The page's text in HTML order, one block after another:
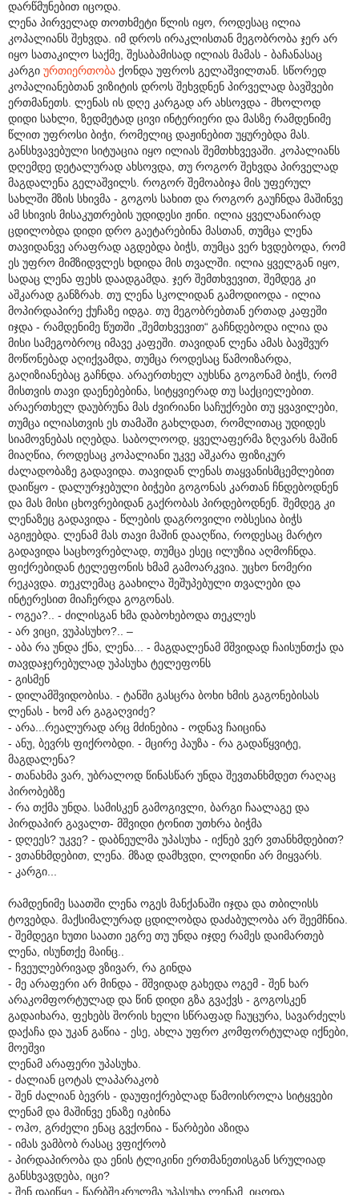
დარწმუნებით იცოდა.
ლენა პირველად თოთხმეტი წლის იყო, როდესაც ილია
კოპალიანს შეხვდა. იმ დროს ირაკლისთან მეგობრობა ჯერ არ
იყო სათაკილო საქმე, შესაბამისად ილიას მამას - ბაჩანასაც
კარგი ურთიერთობა ქონდა უფროს გელაშვილთან. სწორედ
კოპალიანებთან ვიზიტის დროს შეხვდნენ პირველად ბავშვები
ერთმანეთს. ლენას ის დღე კარგად არ ახსოვდა - მხოლოდ
დიდი სახლი, ზედმეტად ცივი ინტერიერი და მასზე რამდენიმე
წლით უფროსი ბიჭი, რომელიც დაჟინებით უყურებდა მას.
განსხვავებული სიტუაცია იყო ილიას შემთხხვევაში. კოპალიანს
დღემდე დეტალურად ახსოვდა, თუ როგორ შეხვდა პირველად
მაგდალენა გელაშვილს. როგორ შემოაბიჯა მის უფერულ
სახლში მზის სხივმა - გოგოს სახით და როგორ გაუჩნდა მაშინვე
ამ სხივის მისაკუთრების უდიდესი ჟინი. ილია ყველანაირად
ცდილობდა დიდი დრო გაეტარებინა მასთან, თუმცა ლენა
თავიდანვე არაფრად აგდებდა ბიჭს, თუმცა ვერ ხვდებოდა, რომ
ეს უფრო მიმზიდვლეს ხდიდა მის თვალში. ილია ყველგან იყო,
სადაც ლენა ფეხს დაადგამდა. ჯერ შემთხვევით, შემდეგ კი
აშკარად განზრახ. თუ ლენა სკოლიდან გამოდიოდა - ილია
მოპირდაპირე ქუჩაზე იდგა. თუ მეგობრებთან ერთად კაფეში
იჯდა - რამდენიმე წუთში „შემთხვევით“ გაჩნდებოდა ილია და
მისი სამეგობროც იმავე კაფეში. თავიდან ლენა ამას ბავშვურ
მოწონებად აღიქვამდა, თუმცა როდესაც წამოიზარდა,
გაღიზიანებაც გაჩნდა. არაერთხელ აუხსნა გოგონამ ბიჭს, რომ
მისთვის თავი დაენებებინა, სიტყვიერად თუ საქციელებით.
არაერთხელ დაუბრუნა მას ძვირიანი საჩუქრები თუ ყვავილები,
თუმცა ილიასთვის ეს თამაში გახლდათ, რომლითაც უდიდეს
სიამოვნებას იღებდა. საბოლოოდ, ყველაფერმა ზღვარს მაშინ
მიაღწია, როდესაც კოპალიანი უკვე აშკარა ფიზიკურ
ძალადობაზე გადავიდა. თავიდან ლენას თაყვანისმცემლებით
დაიწყო - დალურჯებული ბიჭები გოგონას კართან ჩნდებოდნენ
და მას მისი ცხოვრებიდან გაქრობას პირდებოდნენ. შემდეგ კი
ლენაზეც გადავიდა - წლების დაგროვილი ობსესია ბიჭს
აგიჟებდა. ლენამ მას თავი მაშინ დააღწია, როდესაც მარტო
გადავიდა საცხოვრებლად, თუმცა ესეც ილუზია აღმოჩნდა.
ფიქრებიდან ტელეფონის ხმამ გამოარკვია. უცხო ნომერი
რეკავდა. თეკლემაც გაახილა შეშუპებული თვალები და
ინტერესით მიაჩერდა გოგონას.
- ოგეა?.. - ძილისგან ხმა დაბოხებოდა თეკლეს
- არ ვიცი, ვუპასუხო?.. –
- აბა რა უნდა ქნა, ლენა... - მაგდალენამ მშვიდად ჩაისუნთქა და
თავდაჯერებულად უპასუხა ტელეფონს
- გისმენ
- დილამშვიდობისა. - ტანში გასცრა ბოხი ხმის გაგონებისას
ლენას - ხომ არ გაგაღვიძე?
- არა...რეალურად არც მძინებია - ოდნავ ჩაიცინა
- ანუ, ბევრს ფიქრობდი. - მცირე პაუზა - რა გადაწყვიტე,
მაგდალენა?
- თანახმა ვარ, უბრალოდ წინასწარ უნდა შევთანხმდეთ რაღაც
პირობებზე
- რა თქმა უნდა. სამისკენ გამოგივლი, ბარგი ჩაალაგე და
პირდაპირ გავალთ- მშვიდი ტონით უთხრა ბიჭმა
- დღეეს? უკვე? - დაბნეულმა უპასუხა - იქნებ ვერ ვთანხმდებით?
- ვთანხმდებით, ლენა. მზად დამხვდი, ლოდინი არ მიყვარს.
- კარგი...
რამდენიმე საათში ლენა ოგეს მანქანაში იჯდა და თბილისს
ტოვებდა. მაქსიმალურად ცდილობდა დაძაბულობა არ შეემჩნია.
- შემდეგი ხუთი საათი ეგრე თუ უნდა იჯდე რამეს დაიმართებ
ლენა, ისუნთქე მაინც..
- ჩვეულებრივად ვზივარ, რა გინდა
- მე არაფერი არ მინდა - მშვიდად გახედა ოგემ - შენ ხარ
არაკომფორტულად და წინ დიდი გზა გვაქვს - გოგოსკენ
გადაიხარა, ფეხებს შორის ხელი სწრაფად ჩაუცურა, სავარძელს
დაქაჩა და უკან გაწია - ესე, ახლა უფრო კომფორტულად იქნები,
მოეშვი
ლენამ არაფერი უპასუხა.
- ძალიან ცოტას ლაპარაკობ
- შენ ძალიან ბევრს - დაუფიქრებლად წამოისროლა სიტყვები
ლენამ და მაშინვე ენაზე იკბინა
- ოჰო, გრძელი ენაც გვქონია - წარბები აზიდა
- იმას ვამბობ რასაც ვფიქრობ
- პირდაპირობა და ენის ტლიკინი ერთმანეთისგან სრულიად
განსხვავდება, იცი?
- შენ დაიწყე - წარბშეკრულმა უპასუხა ლენამ, იცოდა